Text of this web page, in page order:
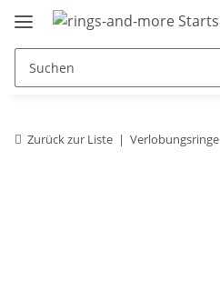
Zurück zur Liste Verlobungsringe